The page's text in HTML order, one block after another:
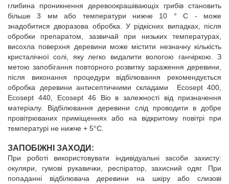
глибина проникнення деревоокрашівающіх грибів становить
більше 3 мм або температури нижче 10 ° С - може
знадобитися дворазова обробка. У рідкісних випадках, після
обробки препаратом, зазвичай при низьких температурах,
висохла поверхня деревини може містити незначну кількість
кристалічної солі, яку легко видалити вологою ганчіркою. З
метою запобігання повторного розвитку зараження деревини,
після виконання процедури відбілювання рекомендується
обробка деревини антисептичними складами Ecosept 400,
Ecosept 440, Ecosept 46 Bio в залежності від призначення
матеріалу. Відбілювання деревини слід проводити в добре
провітрюваних приміщеннях або на відкритому повітрі при
температурі не нижче + 5°С.
ЗАПОБІЖНІ ЗАХОДИ:
При роботі використовувати індивідуальні засоби захисту:
окуляри, гумові рукавички, респіратор, захисний одяг. При
попаданні відбілювача деревини на шкіру або слизові